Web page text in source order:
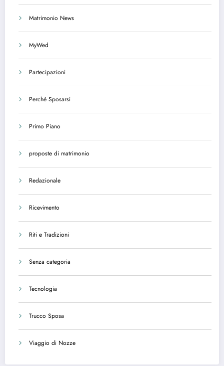
Matrimonio News
MyWed
Partecipazioni
Perché Sposarsi
Primo Piano
proposte di matrimonio
Redazionale
Ricevimento
Riti e Tradizioni
Senza categoria
Tecnologia
Trucco Sposa
Viaggio di Nozze